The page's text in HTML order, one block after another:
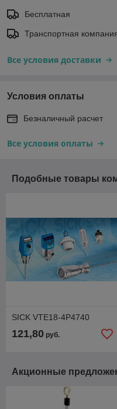
Бесплатная
Транспортная
Все условия доставки
Условия оплаты
Безналичный расчет
Все условия оплаты
Подобные товары
SICK VTE18-4P4740
121,80 руб.
Акционные